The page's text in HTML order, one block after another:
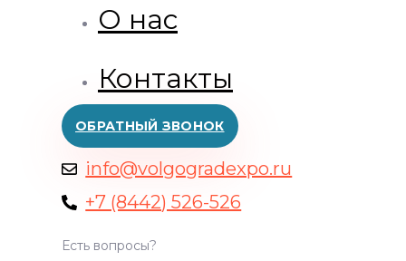
О нас
Контакты
ОБРАТНЫЙ ЗВОНОК
info@volgogradexpo.ru
+7 (8442) 526-526
Есть вопросы?